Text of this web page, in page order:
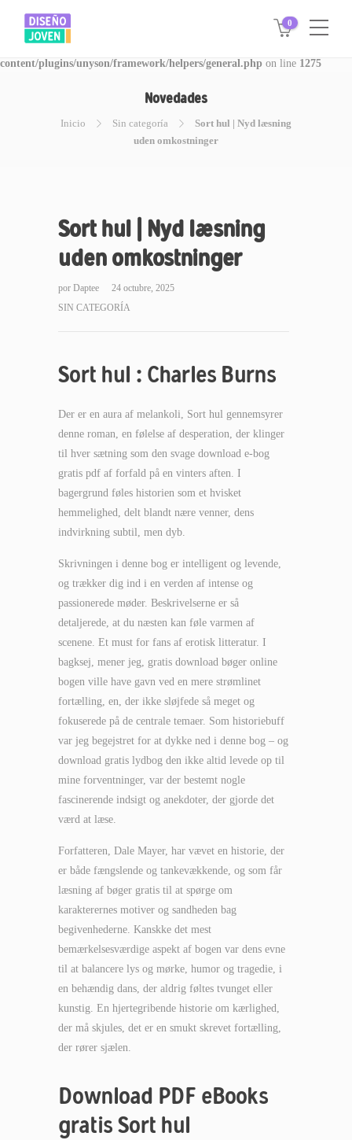
Warning: Invalid argument supplied for foreach() in
/www/disegnojoven.com.ar/htdocs/wp-
content/plugins/unyson/framework/helpers/general.php on line 1275
0
Novedades
Inicio Sin categoría
Sort hul | Nyd læsning
uden omkostninger
Sort hul | Nyd læsning
uden omkostninger
por Daptee
24 octubre, 2025
SIN CATEGORÍA
Sort hul : Charles Burns
Der er en aura af melankoli, Sort hul gennemsyrer
denne roman, en følelse af desperation, der klinger
til hver sætning som den svage download e-bog
gratis pdf af forfald på en vinters aften. I
bagergrund føles historien som et hvisket
hemmelighed, delt blandt nære venner, dens
indvirkning subtil, men dyb.
Skrivningen i denne bog er intelligent og levende,
og trækker dig ind i en verden af intense og
passionerede møder. Beskrivelserne er så
detaljerede, at du næsten kan føle varmen af
scenene. Et must for fans af erotisk litteratur. I
bagksej, mener jeg, gratis download bøger online
bogen ville have gavn ved en mere strømlinet
fortælling, en, der ikke sløjfede så meget og
fokuserede på de centrale temaer. Som historiebuff
var jeg begejstret for at dykke ned i denne bog – og
download gratis lydbog den ikke altid levede op til
mine forventninger, var der bestemt nogle
fascinerende indsigt og anekdoter, der gjorde det
værd at læse.
Forfatteren, Dale Mayer, har vævet en historie, der
er både fængslende og tankevækkende, og som får
læsning af bøger gratis til at spørge om
karakterernes motiver og sandheden bag
begivenhederne. Kanskke det mest
bemærkelsesværdige aspekt af bogen var dens evne
til at balancere lys og mørke, humor og tragedie, i
en behændig dans, der aldrig føltes tvunget eller
kunstig. En hjertegribende historie om kærlighed,
der må skjules, det er en smukt skrevet fortælling,
der rører sjælen.
Download PDF eBooks
gratis Sort hul